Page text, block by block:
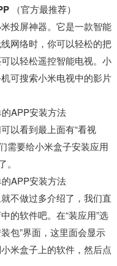
（官方最推荐）
投屏神器。它是一款智能
网络时，你可以轻松的把
以轻松遥控智能电视。小
可搜索小米电视中的影片
以看到最上面有“看视
需要给小米盒子安装应用
不做过多介绍了，我们直
的软件吧。在“装应用”选
包”界面，这里面会显示
米盒子上的软件，然后点